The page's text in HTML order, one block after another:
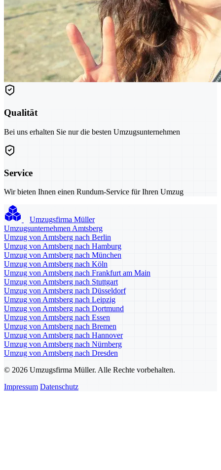
Qualität
Bei uns erhalten Sie nur die besten Umzugsunternehmen
Service
Wir bieten Ihnen einen Rundum-Service für Ihren Umzug
Umzugsfirma Müller
Umzugsunternehmen Amtsberg
Umzug von Amtsberg nach Berlin
Umzug von Amtsberg nach Hamburg
Umzug von Amtsberg nach München
Umzug von Amtsberg nach Köln
Umzug von Amtsberg nach Frankfurt am Main
Umzug von Amtsberg nach Stuttgart
Umzug von Amtsberg nach Düsseldorf
Umzug von Amtsberg nach Leipzig
Umzug von Amtsberg nach Dortmund
Umzug von Amtsberg nach Essen
Umzug von Amtsberg nach Bremen
Umzug von Amtsberg nach Hannover
Umzug von Amtsberg nach Nürnberg
Umzug von Amtsberg nach Dresden
© 2026 Umzugsfirma Müller. Alle Rechte vorbehalten.
Impressum Datenschutz